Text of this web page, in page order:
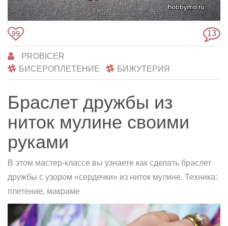
99 13
PROBICER
БИСЕРОПЛЕТЕНИЕ
БИЖУТЕРИЯ
Браслет дружбы из
ниток мулине своими
руками
В этом мастер-классе вы узнаете как сделать браслет
дружбы с узором «сердечки» из ниток мулине. Техника:
плетение, макраме